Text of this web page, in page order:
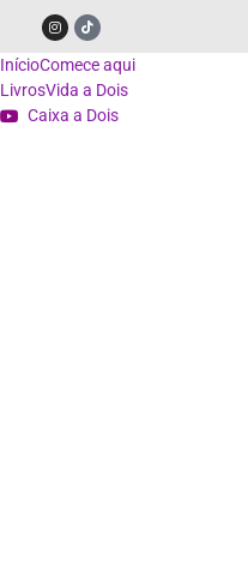
InícioComece aqui
LivrosVida a Dois
Caixa a Dois